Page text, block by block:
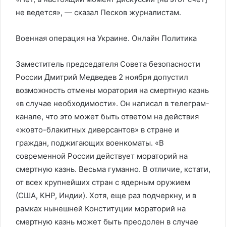
не ведется», — сказал Песков журналистам.
Военная операция на Украине. Онлайн Политика
Заместитель председателя Совета безопасности
России Дмитрий Медведев 2 ноября допустил
возможность отмены моратория на смертную казнь
«в случае необходимости». Он написал в телеграм-
канале, что это может быть ответом на действия
«жовто-блакитных диверсантов» в стране и
граждан, поджигающих военкоматы. «В
современной России действует мораторий на
смертную казнь. Весьма гуманно. В отличие, кстати,
от всех крупнейших стран с ядерным оружием
(США, КНР, Индии). Хотя, еще раз подчеркну, и в
рамках нынешней Конституции мораторий на
смертную казнь может быть преодолен в случае